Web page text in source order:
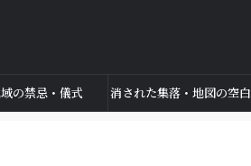
の禁忌・儀式 消された集落・地図の空白